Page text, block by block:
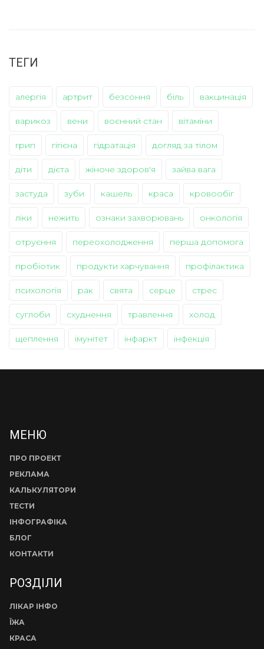
ТЕГИ
алергія артрит безсоння біль вакцинація
варикоз вени воєнний стан вітаміни
грип гігієна гідратація догляд за тілом
діти дієта жіноче здоров'я зайва вага
застуда зуби кашель краса кровообіг
ліки нежить ознаки захворювань онкологія
отруєння переохолодження перша допомога
пробіотик продукти харчування профілактика
психологія рак свята серце стрес
суглоби схуднення травлення холод
щеплення імунітет інфаркт інфекція
МЕНЮ
ПРО ПРОЕКТ
РЕКЛАМА
КАЛЬКУЛЯТОРИ
ТЕСТИ
ІНФОГРАФІКА
БЛОГ
КОНТАКТИ
РОЗДІЛИ
ЛІКАР ІНФО
ЇЖА
КРАСА